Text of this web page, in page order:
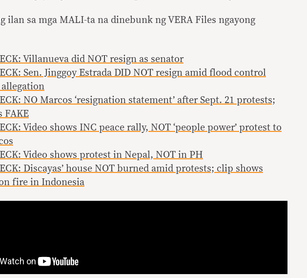
ilan sa mga MALI-ta na dinebunk ng VERA Files ngayong
Villanueva did NOT resign as senator
Sen. Jinggoy Estrada DID NOT resign amid flood control
NO Marcos ‘resignation statement’ after Sept. 21 protests;
FAKE
Video shows INC peace rally, NOT ‘people power’ protest to
Video shows protest in Nepal, NOT in PH
Discayas’ house NOT burned amid protests; clip shows
fire in Indonesia